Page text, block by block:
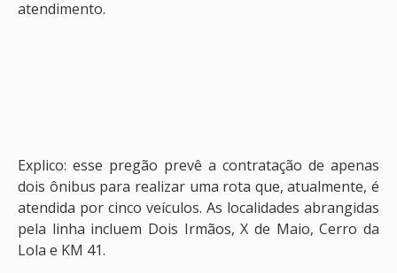
atendimento.
Explico: esse pregão prevê a contratação de apenas
dois ônibus para realizar uma rota que, atualmente, é
atendida por cinco veículos. As localidades abrangidas
pela linha incluem Dois Irmãos, X de Maio, Cerro da
Lola e KM 41.